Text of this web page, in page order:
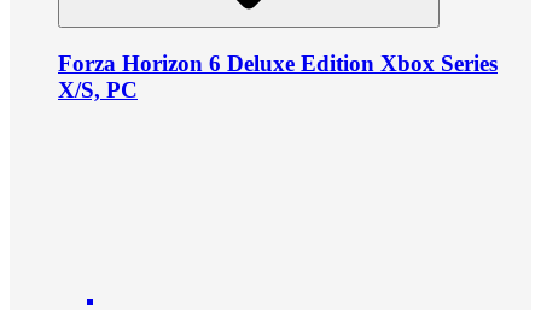
Forza Horizon 6 Deluxe Edition Xbox Series
X/S, PC